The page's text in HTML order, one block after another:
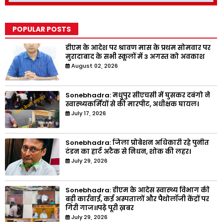
POPULAR POSTS
डीएम के आदेश पर श्रावण मास के प्रथम सोमवार पर
मुरादाबाद के सभी स्कूलों में 3 अगस्त को अवकाश
August 02, 2026
Sonebhadra: मधुपुर सीएचसी में घुसकर दबंगो ने
स्वास्थ्यकर्मियों से की मारपीट, अधीक्षक घायल।
July 17, 2026
Sonebhadra: जिला प्रोबेशन अधिकारी रहे पुनीत
टंडन का हार्ट अटैक से निधन, शोक की लहर।
July 29, 2026
Sonebhadra: डीएम के आदेस स्वास्थ्य विभाग की
बड़ी कार्रवाई, कई अस्पतालों और पैथोलॉजी केंद्रों पर
गिरी गाज।।पढ़े पूरी ख़बर
July 29, 2026